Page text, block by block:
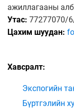
ажиллагааны
Утас: 77277070/
Цахим шуудан:
Хавсралт:
Экспогийн
Бүртгэлийн